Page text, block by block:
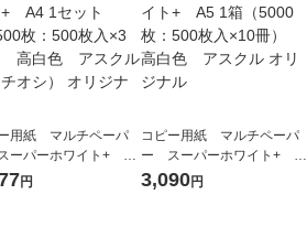
用紙 マルチペーパ
ーパーホワイト+ A4
ト（1500枚：500枚入
円
コピー用紙 マルチペーパ
ー スーパーホワイト+ A5
1箱（5000枚：500枚入×10
3,090円